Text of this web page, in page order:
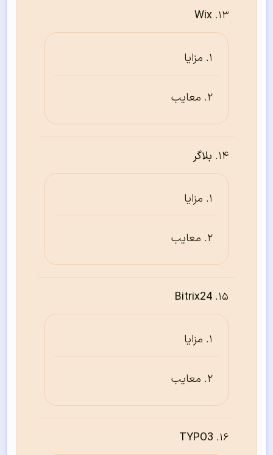
Wix
مزایا
معایب
بلاگر
مزایا
معایب
Bitrix24
مزایا
معایب
TYPO3